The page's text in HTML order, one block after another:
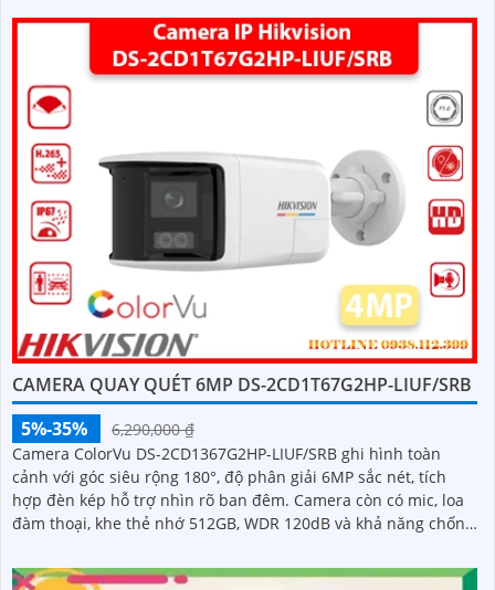
CAMERA QUAY QUÉT 6MP DS-2CD1T67G2HP-LIUF/SRB
5%-35%
6,290,000 ₫
Camera ColorVu DS-2CD1367G2HP-LIUF/SRB ghi hình toàn
cảnh với góc siêu rộng 180°, độ phân giải 6MP sắc nét, tích
hợp đèn kép hỗ trợ nhìn rõ ban đêm. Camera còn có mic, loa
đàm thoại, khe thẻ nhớ 512GB, WDR 120dB và khả năng chống